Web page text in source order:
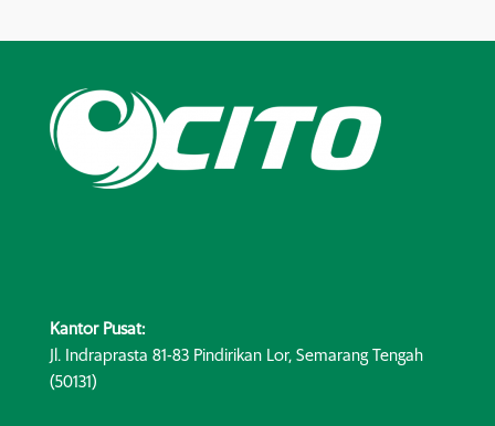
Kantor Pusat:
Jl. Indraprasta 81-83 Pindirikan Lor, Semarang Tengah
(50131)